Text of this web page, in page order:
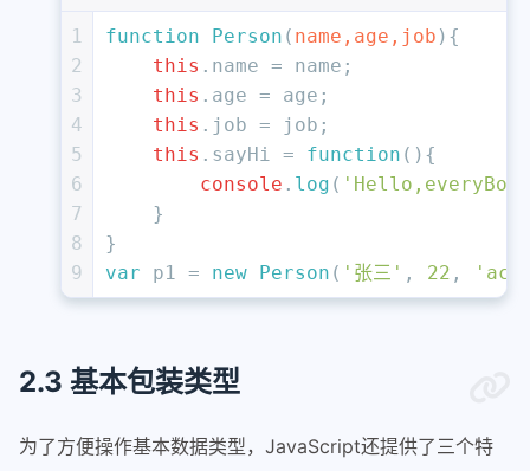
1
2
3
4
5
6
7
8
9
function Person ( name,age,job ){
this . name = name;
this . age = age;
this . job = job;
this . sayHi = function ( ){
console . log (
    }
}
var p1 = new Person ( '张三' , 22 ,
2.3 基本包装类型
为了方便操作基本数据类型，JavaScript还提供了三个特